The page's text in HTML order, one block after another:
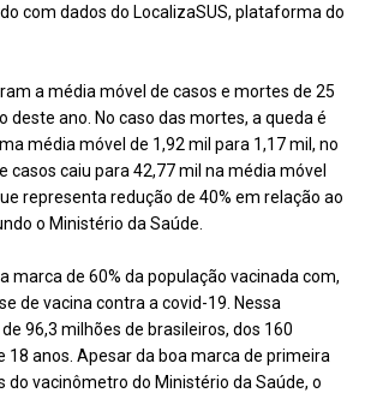
com dados do LocalizaSUS, plataforma do
a média móvel de casos e mortes de 25
deste ano. No caso das mortes, a queda é
média móvel de 1,92 mil para 1,17 mil, no
casos caiu para 42,77 mil na média móvel
representa redução de 40% em relação ao
o Ministério da Saúde.
marca de 60% da população vacinada com,
de vacina contra a covid-19. Nessa
96,3 milhões de brasileiros, dos 160
18 anos. Apesar da boa marca de primeira
do vacinômetro do Ministério da Saúde, o